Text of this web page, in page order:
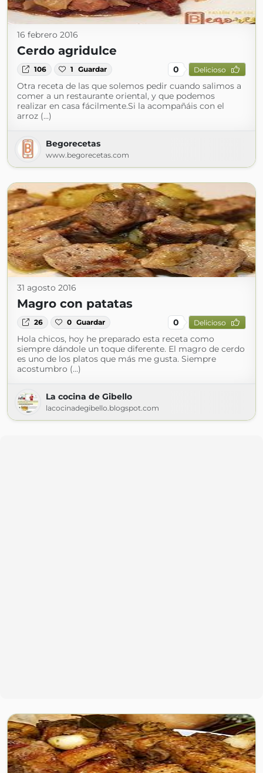
16 febrero 2016
Cerdo agridulce
106 1 Guardar 0 Delicioso
Otra receta de las que solemos pedir cuando salimos a
comer a un restaurante oriental, y que podemos
realizar en casa fácilmente.Si la acompañáis con el
arroz (...)
Begorecetas
www.begorecetas.com
31 agosto 2016
Magro con patatas
26 0 Guardar 0 Delicioso
Hola chicos, hoy he preparado esta receta como
siempre dándole un toque diferente. El magro de cerdo
es uno de los platos que más me gusta. Siempre
acostumbro (...)
La cocina de Gibello
lacocinadegibello.blogspot.com